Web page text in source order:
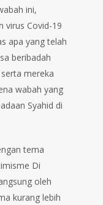
ini,
virus Covid-19
apa yang telah
beribadah
mereka
wabah yang
Syahid di
tema
Di
oleh
kurang lebih